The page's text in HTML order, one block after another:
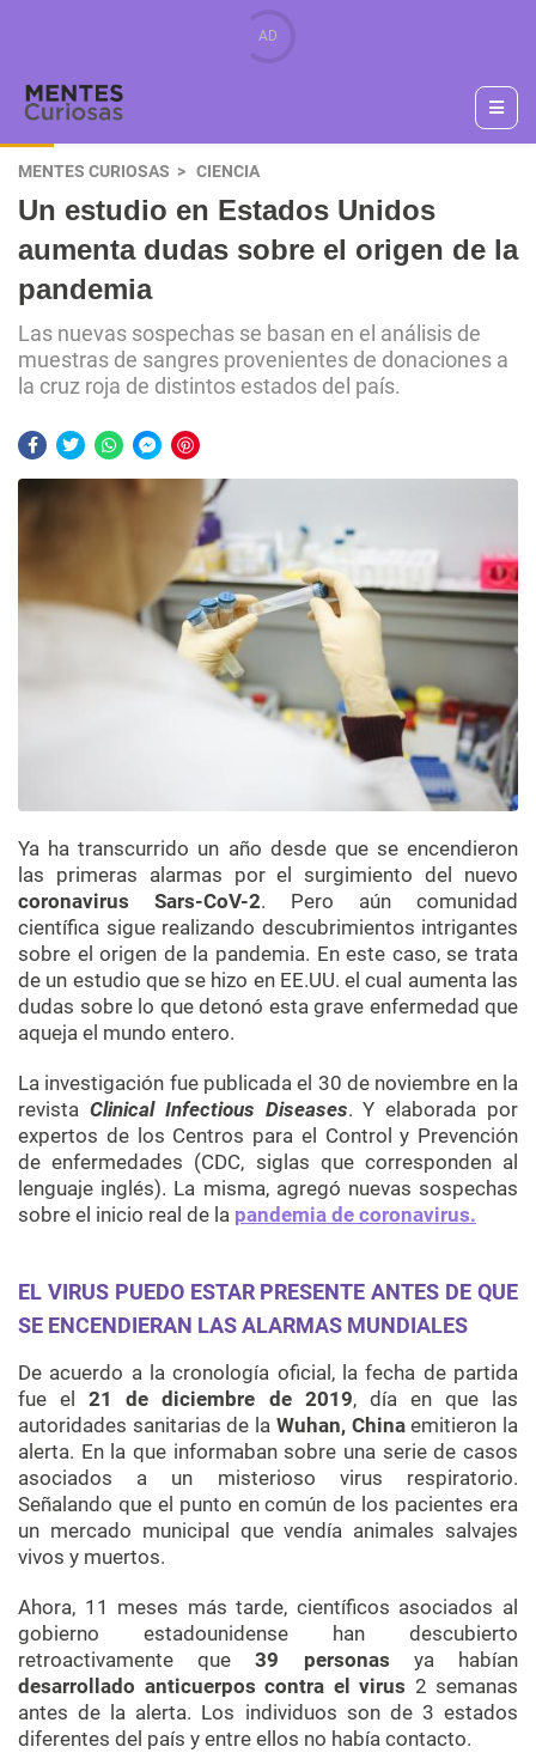
MENTES CURIOSAS CIENCIA
Un estudio en Estados Unidos
aumenta dudas sobre el origen de la
pandemia
Las nuevas sospechas se basan en el análisis de
muestras de sangres provenientes de donaciones a
la cruz roja de distintos estados del país.
Ya ha transcurrido un año desde que se encendieron
las primeras alarmas por el surgimiento del nuevo
coronavirus Sars-CoV-2. Pero aún comunidad
científica sigue realizando descubrimientos intrigantes
sobre el origen de la pandemia. En este caso, se trata
de un estudio que se hizo en EE.UU. el cual aumenta las
dudas sobre lo que detonó esta grave enfermedad que
aqueja el mundo entero.
La investigación fue publicada el 30 de noviembre en la
revista Clinical Infectious Diseases. Y elaborada por
expertos de los Centros para el Control y Prevención
de enfermedades (CDC, siglas que corresponden al
lenguaje inglés). La misma, agregó nuevas sospechas
sobre el inicio real de la pandemia de coronavirus.
EL VIRUS PUEDO ESTAR PRESENTE ANTES DE QUE
SE ENCENDIERAN LAS ALARMAS MUNDIALES
De acuerdo a la cronología oficial, la fecha de partida
fue el21 de diciembre de 2019, día en que las
autoridades sanitarias de la Wuhan, Chinaemitieron la
alerta. En la que informaban sobre una serie de casos
asociados a un misterioso virus respiratorio.
Señalando que el punto en común de los pacientes era
un mercado municipal que vendía animales salvajes
vivos y muertos.
Ahora, 11 meses más tarde, científicos asociados al
gobierno estadounidense han descubierto
retroactivamente que39 personas ya habían
desarrollado anticuerpos contra el virus 2 semanas
antes de la alerta. Los individuos son de 3 estados
diferentes del país y entre ellos no había contacto.